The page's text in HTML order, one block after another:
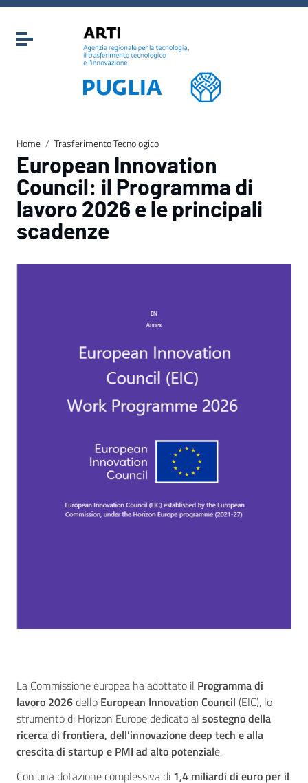
Vai ai contenuti
Vai al menu di navigazione
Vai al footer
Attiva / disattiva la navigazione
Home / Trasferimento Tecnologico
European Innovation
Council: il Programma di
lavoro 2026 e le principali
scadenze
La Commissione europea ha adottato il Programma di
lavoro 2026dello European Innovation Council (EIC), lo
strumento di Horizon Europe dedicato al sostegno della
ricerca di frontiera, dell’innovazione deep tech e alla
crescita di startup e PMI ad alto potenziale.
Con una dotazione complessiva di 1,4 miliardi di euro per il